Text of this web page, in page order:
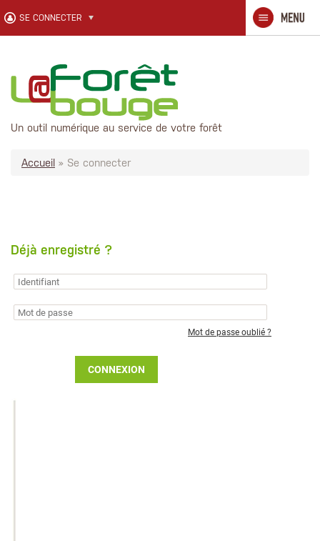
Un outil numérique au service de votre forêt
SE CONNECTER
Accueil » Se connecter
Déjà enregistré ?
Mot de passe oublié ?